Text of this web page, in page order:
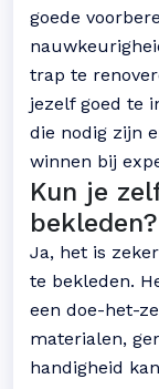
goede
trap te
jezelf goed te
die nodig zijn
winnen bij
Kun je
bekleden?
Ja, het is
te bekleden.
een doe-het-
materialen,
handigheid